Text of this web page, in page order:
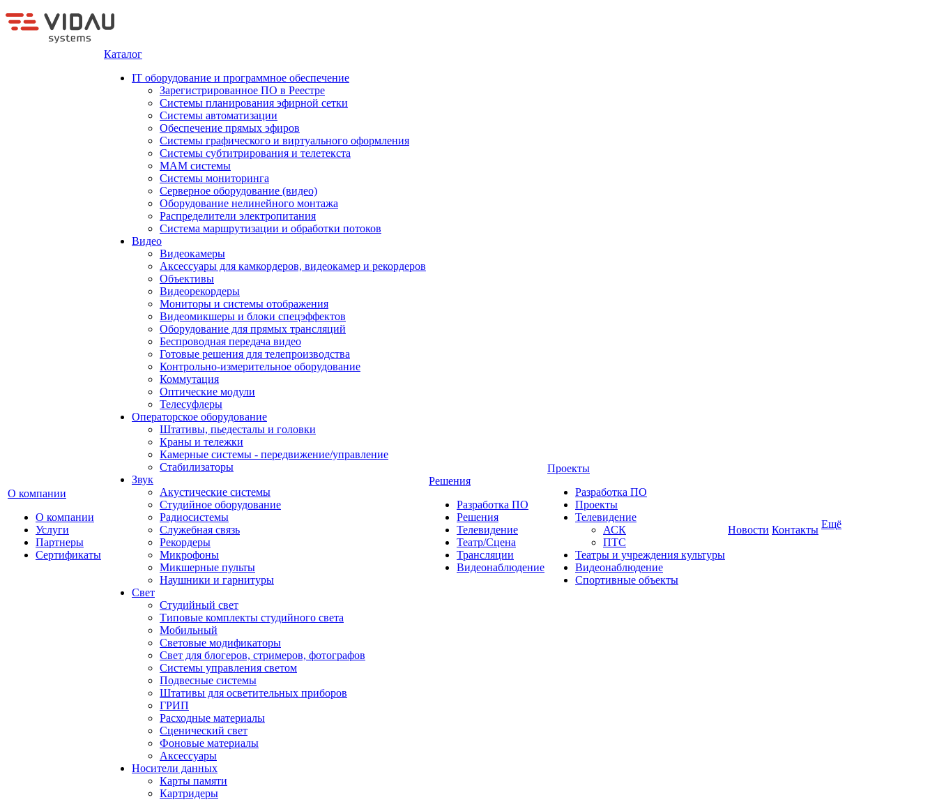
О компании
О компании
Услуги
Партнеры
Сертификаты
Каталог
IT оборудование и программное обеспечение
Зарегистрированное ПО в Реестре
Системы планирования эфирной сетки
Системы автоматизации
Обеспечение прямых эфиров
Системы графического и виртуального оформления
Системы субтитрирования и телетекста
MAM системы
Системы мониторинга
Серверное оборудование (видео)
Оборудование нелинейного монтажа
Распределители электропитания
Система маршрутизации и обработки потоков
Видео
Видеокамеры
Аксессуары для камкордеров, видеокамер и рекордеров
Объективы
Видеорекордеры
Мониторы и системы отображения
Видеомикшеры и блоки спецэффектов
Оборудование для прямых трансляций
Беспроводная передача видео
Готовые решения для телепроизводства
Контрольно-измерительное оборудование
Коммутация
Оптические модули
Телесуфлеры
Операторское оборудование
Штативы, пьедесталы и головки
Краны и тележки
Камерные системы - передвижение/управление
Стабилизаторы
Звук
Акустические системы
Студийное оборудование
Радиосистемы
Служебная связь
Рекордеры
Микрофоны
Микшерные пульты
Наушники и гарнитуры
Свет
Студийный свет
Типовые комплекты студийного света
Мобильный
Световые модификаторы
Свет для блогеров, стримеров, фотографов
Системы управления светом
Подвесные системы
Штативы для осветительных приборов
ГРИП
Расходные материалы
Сценический свет
Фоновые материалы
Аксессуары
Носители данных
Карты памяти
Картридеры
Решения
Разработка ПО
Решения
Телевидение
Театр/Сцена
Трансляции
Видеонаблюдение
Проекты
Разработка ПО
Проекты
Телевидение
АСК
ПТС
Театры и учреждения культуры
Видеонаблюдение
Спортивные объекты
Новости Контакты Ещё